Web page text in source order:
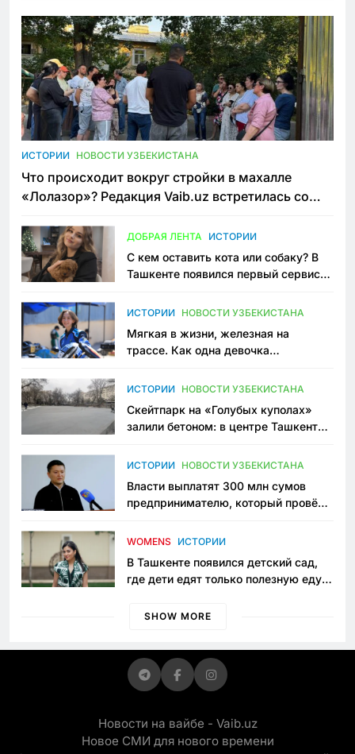
ИСТОРИИ НОВОСТИ УЗБЕКИСТАНА
Что происходит вокруг стройки в махалле
«Лолазор»? Редакция Vaib.uz встретилась со
ДОБРАЯ ЛЕНТА ИСТОРИИ
С кем оставить кота или собаку? В
Ташкенте появился первый сервис
ИСТОРИИ НОВОСТИ УЗБЕКИСТАНА
Мягкая в жизни, железная на
трассе. Как одна девочка
Узбекистане
ИСТОРИИ НОВОСТИ УЗБЕКИСТАНА
Скейтпарк на «Голубых куполах»
залили бетоном: в центре Ташкента
пространство
ИСТОРИИ НОВОСТИ УЗБЕКИСТАНА
Власти выплатят 300 млн сумов
предпринимателю, который провёл
приговору
WOMENS ИСТОРИИ
В Ташкенте появился детский сад,
где дети едят только полезную еду.
просить «кашу без сахара»
SHOW MORE
Новости на вайбе - Vaib.uz
Новое СМИ для нового времени